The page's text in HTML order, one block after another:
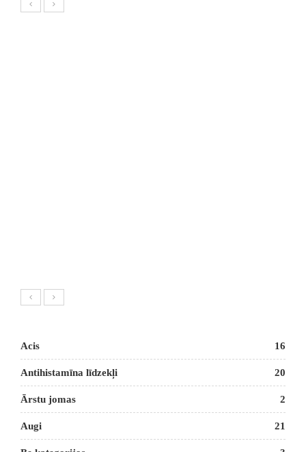
Acis 16
Antihistamīna līdzekļi 20
Ārstu jomas 2
Augi 21